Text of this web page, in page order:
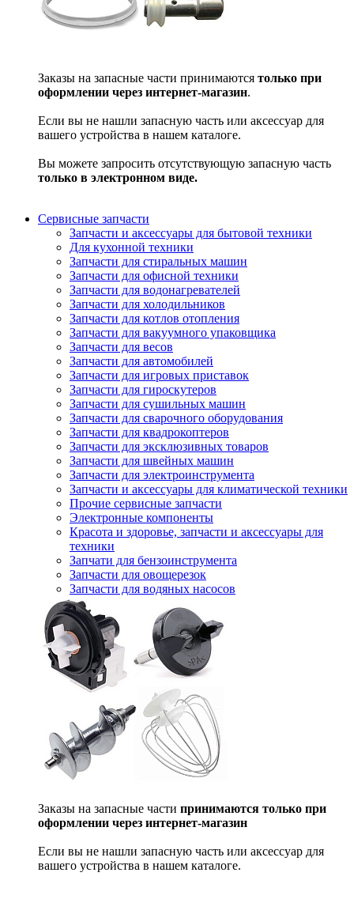
Заказы на запасные части принимаются только при
оформлении через интернет-магазин.
Если вы не нашли запасную часть или аксессуар для
вашего устройства в нашем каталоге.
Вы можете запросить отсутствующую запасную часть
только в электронном виде.
Сервисные запчасти
Запчасти и аксессуары для бытовой техники
Для кухонной техники
Запчасти для стиральных машин
Запчасти для офисной техники
Запчасти для водонагревателей
Запчасти для холодильников
Запчасти для котлов отопления
Запчасти для вакуумного упаковщика
Запчасти для весов
Запчасти для автомобилей
Запчасти для игровых приставок
Запчасти для гироскутеров
Запчасти для сушильных машин
Запчасти для сварочного оборудования
Запчасти для квадрокоптеров
Запчасти для эксклюзивных товаров
Запчасти для швейных машин
Запчасти для электроинструмента
Запчасти и аксессуары для климатической техники
Прочие сервисные запчасти
Электронные компоненты
Красота и здоровье, запчасти и аксессуары для
техники
Запчати для бензоинструмента
Запчасти для овощерезок
Запчасти для водяных насосов
Заказы на запасные части принимаются только при
оформлении через интернет-магазин
Если вы не нашли запасную часть или аксессуар для
вашего устройства в нашем каталоге.